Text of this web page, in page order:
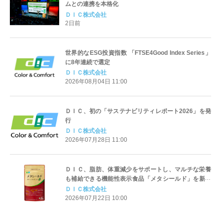
ムとの連携を本格化
ＤＩＣ株式会社
2日前
世界的なESG投資指数 「FTSE4Good Index Series」
に8年連続で選定
ＤＩＣ株式会社
2026年08月04日 11:00
ＤＩＣ、初の「サステナビリティレポート2026」を発
行
ＤＩＣ株式会社
2026年07月28日 11:00
ＤＩＣ、脂肪、体重減少をサポートし、マルチな栄養
も補給できる機能性表示食品「メタシールド」を新発
売
ＤＩＣ株式会社
2026年07月22日 10:00